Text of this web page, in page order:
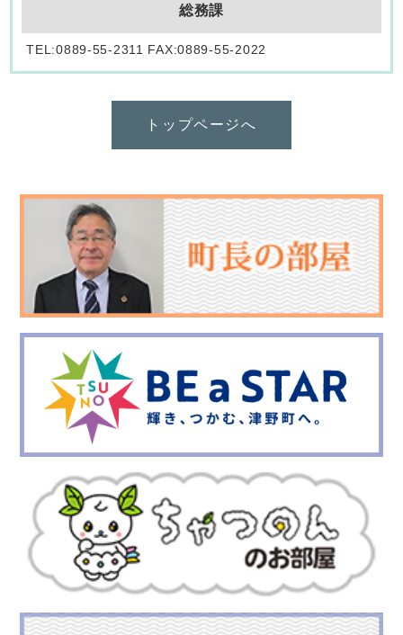
総務課
TEL:0889-55-2311 FAX:0889-55-2022
トップページへ